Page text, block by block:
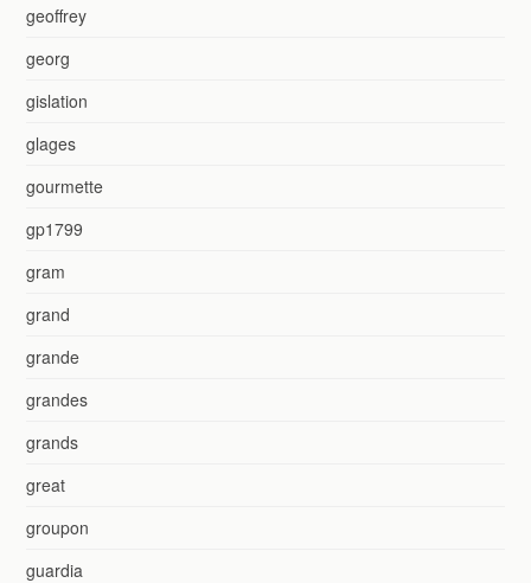
geoffrey
georg
gislation
glages
gourmette
gp1799
gram
grand
grande
grandes
grands
great
groupon
guardia